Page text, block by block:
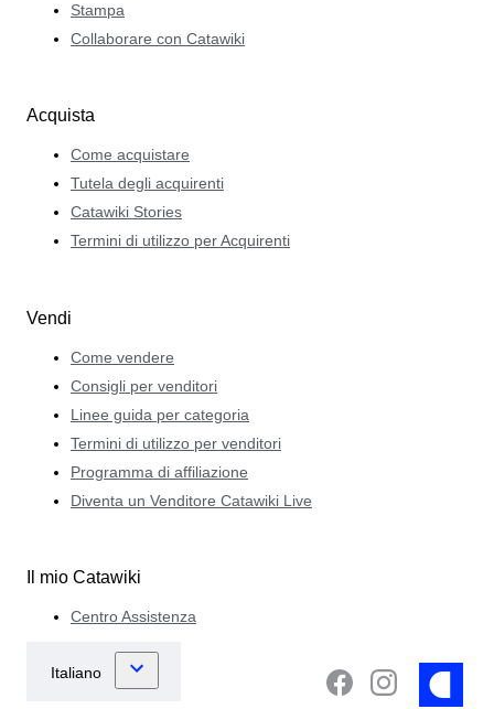
Stampa
Collaborare con Catawiki
Acquista
Come acquistare
Tutela degli acquirenti
Catawiki Stories
Termini di utilizzo per Acquirenti
Vendi
Come vendere
Consigli per venditori
Linee guida per categoria
Termini di utilizzo per venditori
Programma di affiliazione
Diventa un Venditore Catawiki Live
Il mio Catawiki
Centro Assistenza